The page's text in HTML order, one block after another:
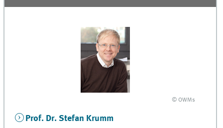
© OWMs
Prof. Dr. Stefan Krumm